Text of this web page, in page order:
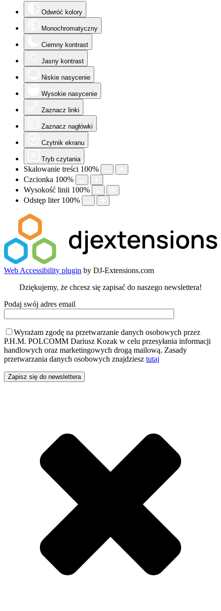
Odwróć kolory
Monochromatyczny
Ciemny kontrast
Jasny kontrast
Niskie nasycenie
Wysokie nasycenie
Zaznacz linki
Zaznacz nagłówki
Czytnik ekranu
Tryb czytania
Skalowanie treści 100%
Czcionka 100%
Wysokość linii 100%
Odstęp liter 100%
Web Accessibility plugin by DJ-Extensions.com
Dziękujemy, że chcesz się zapisać do naszego newslettera!
Podaj swój adres email
Wyrażam zgodę na przetwarzanie danych osobowych przez
P.H.M. POLCOMM Dariusz Kozak w celu przesyłania informacji
handlowych oraz marketingowych drogą mailową. Zasady
przetwarzania danych osobowych znajdziesz tutaj